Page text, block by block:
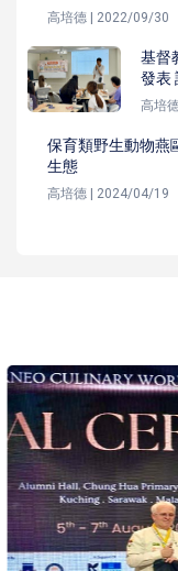
高培德 | 2022/09/30
基督
發表
高培
保育類野生動物燕
生態
高培德 | 2024/04/19